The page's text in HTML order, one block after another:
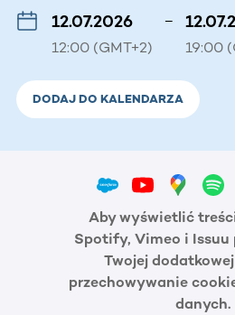
12.07.2026
12:00 (GMT+2)
–
19:00
DODAJ DO KALENDARZA
Aby wyświetlić
Spotify, Vimeo i Issuu
Twojej
przechowywanie
danych.